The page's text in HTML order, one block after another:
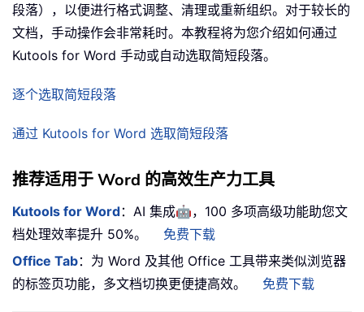
段落），以便进行格式调整、清理或重新组织。对于较长的
文档，手动操作会非常耗时。本教程将为您介绍如何通过
Kutools for Word 手动或自动选取简短段落。
逐个选取简短段落
通过 Kutools for Word 选取简短段落
推荐适用于 Word 的高效生产力工具
Kutools for Word：AI 集成🤖，100 多项高级功能助您文
档处理效率提升 50%。
免费下载
Office Tab：为 Word 及其他 Office 工具带来类似浏览器
的标签页功能，多文档切换更便捷高效。
免费下载